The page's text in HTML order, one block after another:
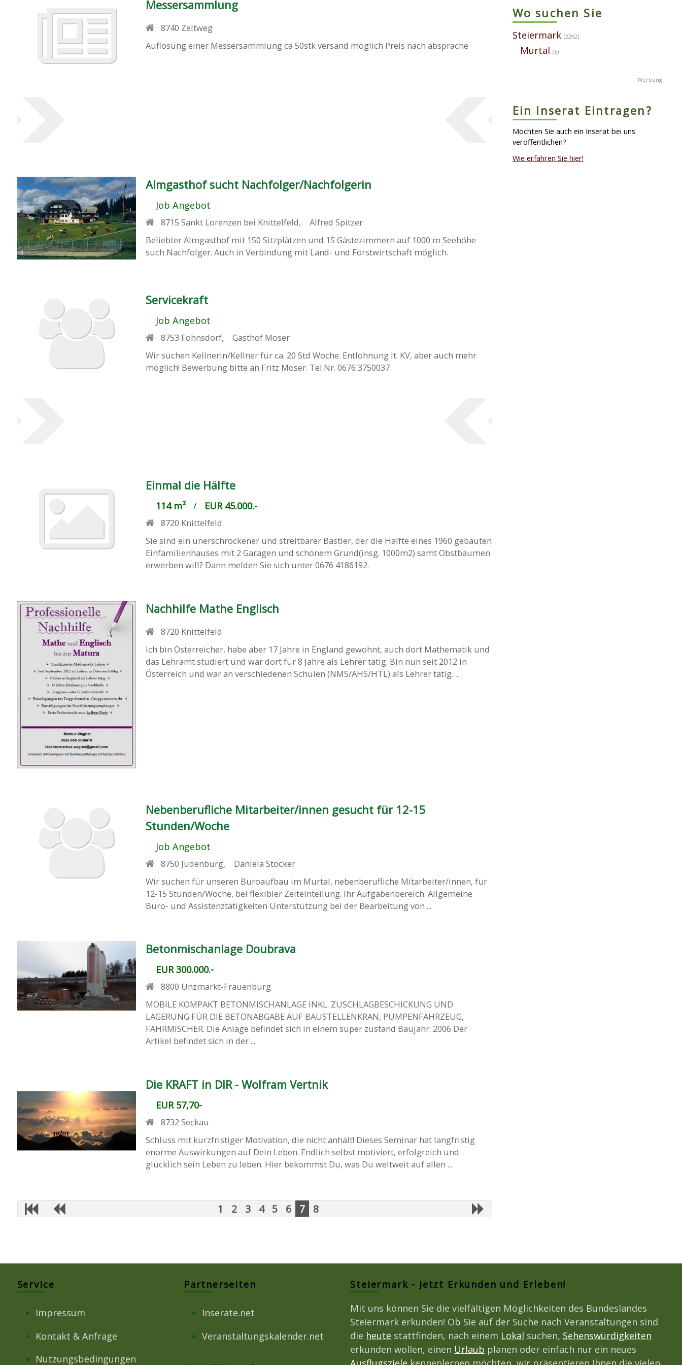
Messersammlung
8740 Zeltweg
Auflösung einer Messersammlung ca 50stk versand möglich Preis nach absprache
Almgasthof sucht Nachfolger/Nachfolgerin
Job Angebot
8715 Sankt Lorenzen bei Knittelfeld,
Alfred Spitzer
Beliebter Almgasthof mit 150 Sitzplätzen und 15 Gästezimmern auf 1000 m Seehöhe
such Nachfolger. Auch in Verbindung mit Land- und Forstwirtschaft möglich.
Servicekraft
Job Angebot
8753 Fohnsdorf,
Gasthof Moser
Wir suchen Kellnerin/Kellner für ca. 20 Std Woche. Entlohnung lt. KV, aber auch mehr
möglich! Bewerbung bitte an Fritz Moser. Tel.Nr. 0676 3750037
Einmal die Hälfte
114 m²/ EUR 45.000.-
8720 Knittelfeld
Sie sind ein unerschrockener und streitbarer Bastler, der die Hälfte eines 1960 gebauten
Einfamilienhauses mit 2 Garagen und schönem Grund(insg. 1000m2) samt Obstbäumen
erwerben will? Dann melden Sie sich unter 0676 4186192.
Nachhilfe Mathe Englisch
8720 Knittelfeld
Ich bin Österreicher, habe aber 17 Jahre in England gewohnt, auch dort Mathematik und
das Lehramt studiert und war dort für 8 Jahre als Lehrer tätig. Bin nun seit 2012 in
Österreich und war an verschiedenen Schulen (NMS/AHS/HTL) als Lehrer tätig. ...
Nebenberufliche Mitarbeiter/innen gesucht für 12-15
Stunden/Woche
Job Angebot
8750 Judenburg,
Daniela Stocker
Wir suchen für unseren Büroaufbau im Murtal, nebenberufliche Mitarbeiter/innen, für
12-15 Stunden/Woche, bei flexibler Zeiteinteilung. Ihr Aufgabenbereich: Allgemeine
Büro- und Assistenztätigkeiten Unterstützung bei der Bearbeitung von ...
Betonmischanlage Doubrava
EUR 300.000.-
8800 Unzmarkt-Frauenburg
MOBILE KOMPAKT BETONMISCHANLAGE INKL. ZUSCHLAGBESCHICKUNG UND
LAGERUNG FÜR DIE BETONABGABE AUF BAUSTELLENKRAN, PUMPENFAHRZEUG,
FAHRMISCHER. Die Anlage befindet sich in einem super zustand Baujahr: 2006 Der
Artikel befindet sich in der ...
Die KRAFT in DIR - Wolfram Vertnik
EUR 57,70-
8732Seckau
Schluss mit kurzfristiger Motivation, die nicht anhält! Dieses Seminar hat langfristig
enorme Auswirkungen auf Dein Leben. Endlich selbst motiviert, erfolgreich und
glücklich sein Leben zu leben. Hier bekommst Du, was Du weltweit auf allen ...
1 2 3 4 5 6 7 8
Wo suchen Sie
Steiermark (2292)
Murtal (5)
Ein Inserat Eintragen?
Möchten Sie auch ein Inserat bei uns
veröffentlichen?
Wie erfahren Sie hier!
Service
Impressum
Kontakt & Anfrage
Nutzungsbedingungen
Partnerseiten
Inserate.net
Veranstaltungskalender.net
Steiermark - Jetzt Erkunden und Erleben!
Mit uns können Sie die vielfältigen Möglichkeiten des Bundeslandes
Steiermark erkunden! Ob Sie auf der Suche nach Veranstaltungen sind
die heute stattfinden, nach einem Lokal suchen, Sehenswürdigkeiten
erkunden wollen, einen Urlaub planen oder einfach nur ein neues